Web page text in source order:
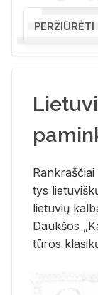
PERŽIŪRĖTI
tys
lie­tu­vių
Dauk­šos
tū­ros